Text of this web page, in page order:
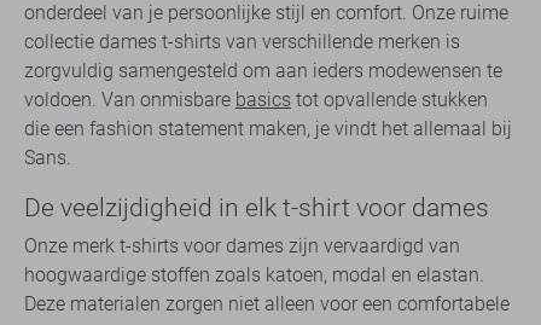
onderdeel van je persoonlijke stijl en comfort. Onze ruime
collectie dames t-shirts van verschillende merken is
zorgvuldig samengesteld om aan ieders modewensen te
voldoen. Van onmisbare basics tot opvallende stukken
die een fashion statement maken, je vindt het allemaal bij
Sans.
De veelzijdigheid in elk t-shirt voor dames
Onze merk t-shirts voor dames zijn vervaardigd van
hoogwaardige stoffen zoals katoen, modal en elastan.
Deze materialen zorgen niet alleen voor een comfortabele